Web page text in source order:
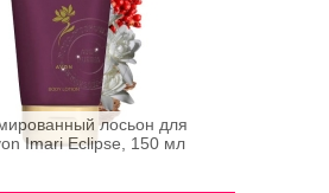
лосьон для
Imari Eclipse, 150 мл